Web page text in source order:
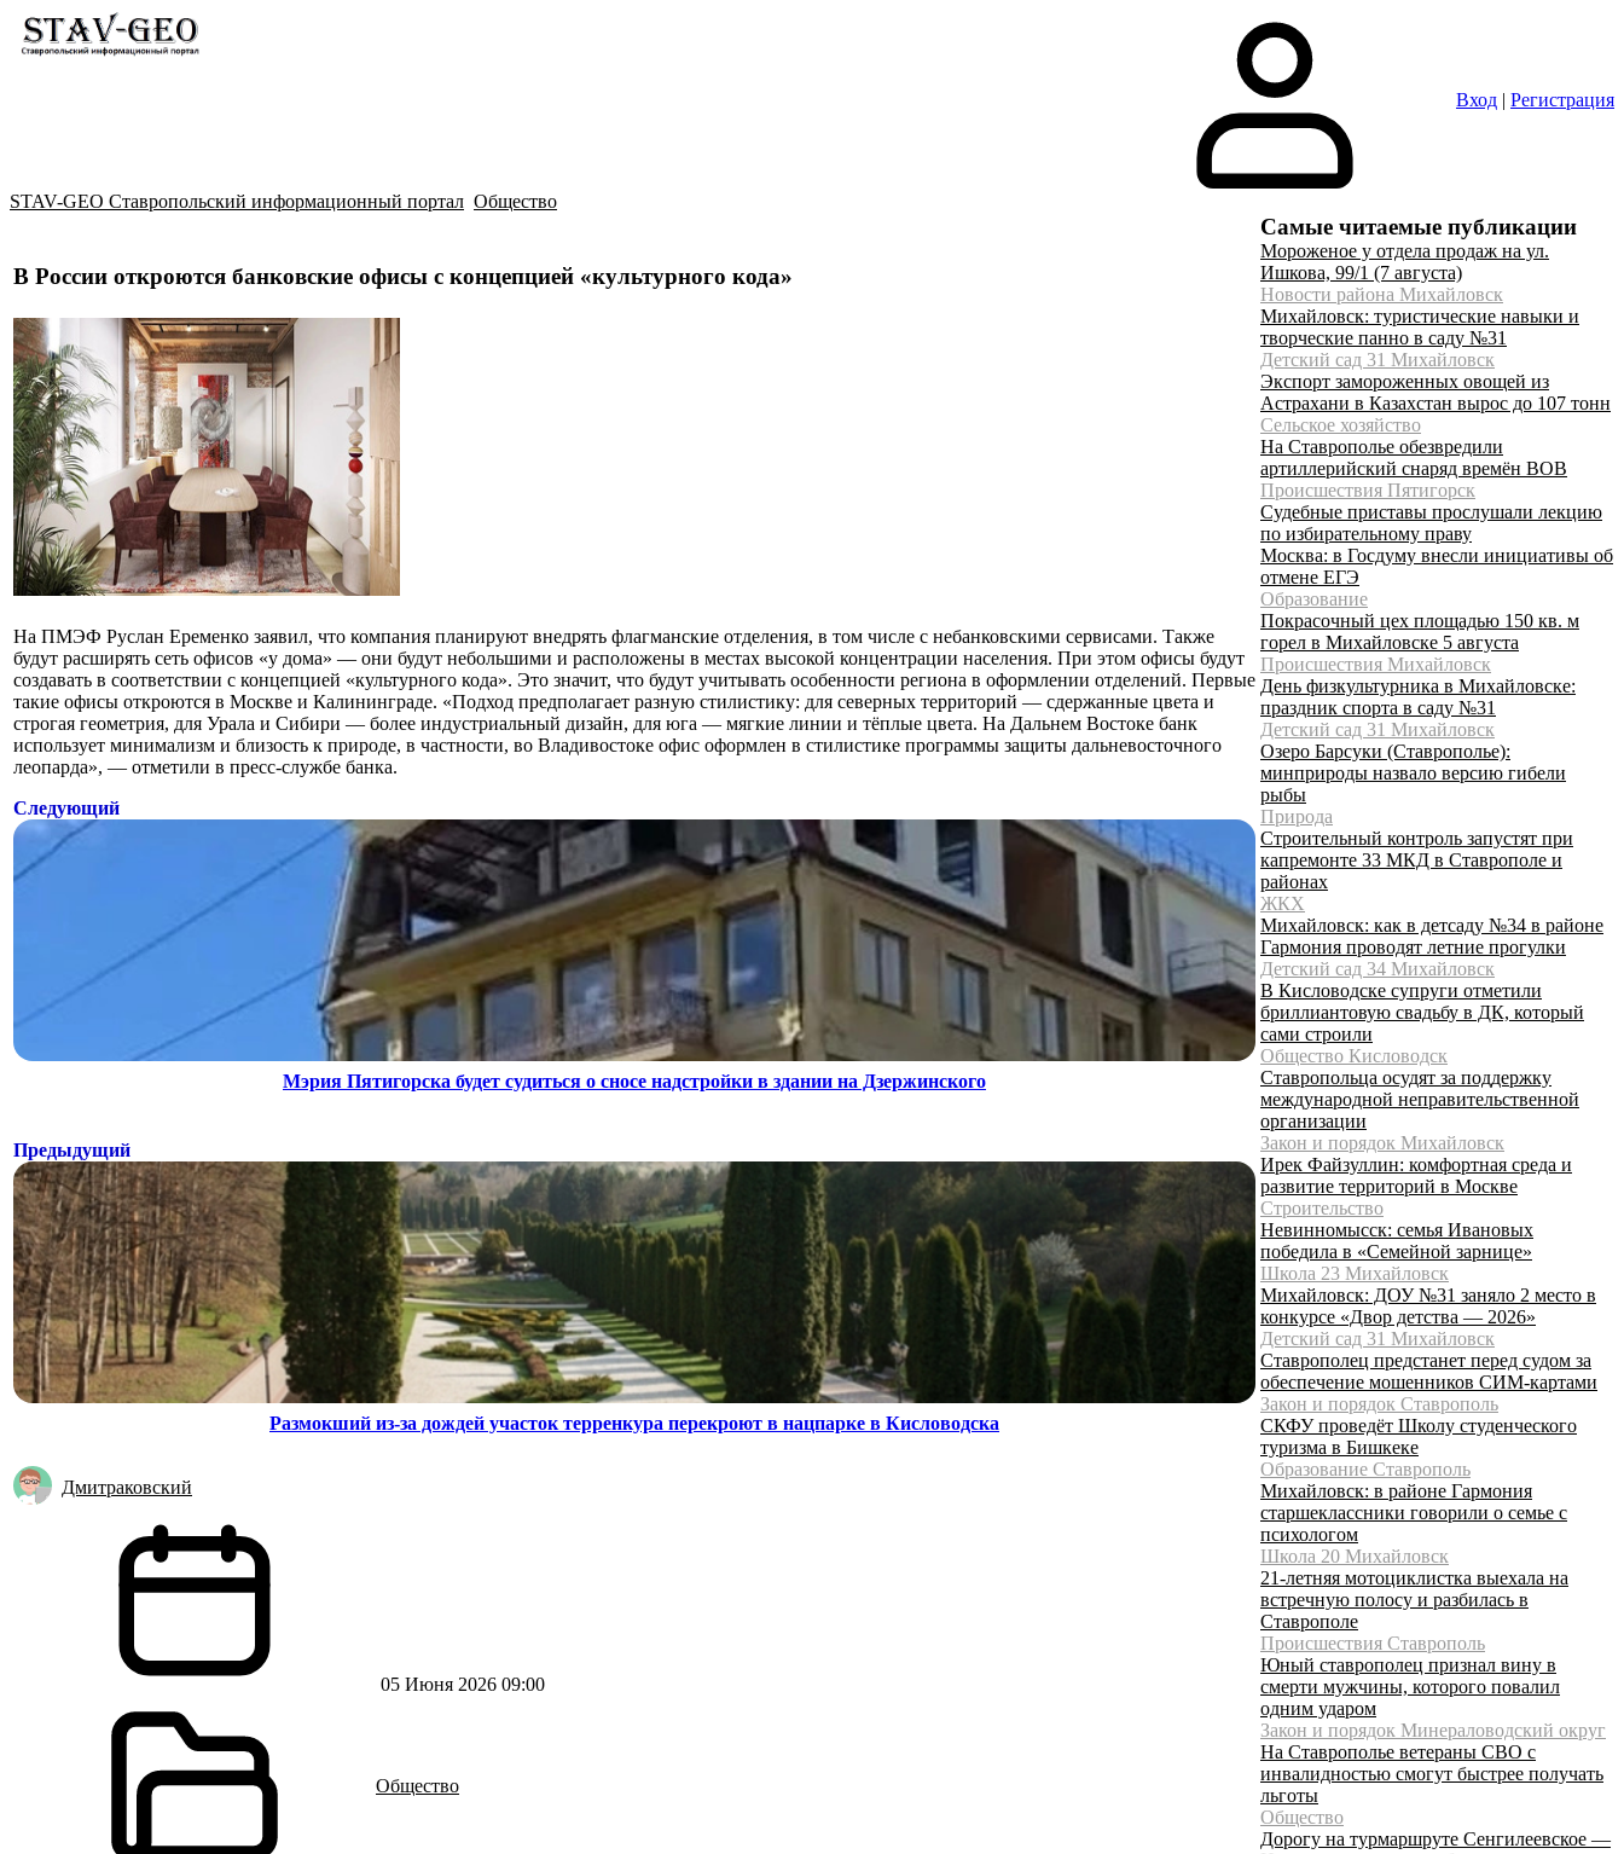
Вход | Регистрация
STAV-GEO Ставропольский информационный портал Общество
В России откроются банковские офисы с концепцией «культурного кода»
На ПМЭФ Руслан Еременко заявил, что компания планируют внедрять флагманские отделения, в том числе с небанковскими сервисами. Также
будут расширять сеть офисов «у дома» — они будут небольшими и расположены в местах высокой концентрации населения. При этом офисы будут
создавать в соответствии с концепцией «культурного кода». Это значит, что будут учитывать особенности региона в оформлении отделений. Первые
такие офисы откроются в Москве и Калининграде. «Подход предполагает разную стилистику: для северных территорий — сдержанные цвета и
строгая геометрия, для Урала и Сибири — более индустриальный дизайн, для юга — мягкие линии и тёплые цвета. На Дальнем Востоке банк
использует минимализм и близость к природе, в частности, во Владивостоке офис оформлен в стилистике программы защиты дальневосточного
леопарда», — отметили в пресс-службе банка.
Следующий
Мэрия Пятигорска будет судиться о сносе надстройки в здании на Дзержинского
Предыдущий
Размокший из-за дождей участок терренкура перекроют в нацпарке в Кисловодска
Дмитраковский
05 Июня 2026 09:00
Общество
Самые читаемые публикации
Мороженое у отдела продаж на ул.
Ишкова, 99/1 (7 августа)
Новости района Михайловск
Михайловск: туристические навыки и
творческие панно в саду №31
Детский сад 31 Михайловск
Экспорт замороженных овощей из
Астрахани в Казахстан вырос до 107 тонн
Сельское хозяйство
На Ставрополье обезвредили
артиллерийский снаряд времён ВОВ
Происшествия Пятигорск
Судебные приставы прослушали лекцию
по избирательному праву
Москва: в Госдуму внесли инициативы об
отмене ЕГЭ
Образование
Покрасочный цех площадью 150 кв. м
горел в Михайловске 5 августа
Происшествия Михайловск
День физкультурника в Михайловске:
праздник спорта в саду №31
Детский сад 31 Михайловск
Озеро Барсуки (Ставрополье):
минприроды назвало версию гибели
рыбы
Природа
Строительный контроль запустят при
капремонте 33 МКД в Ставрополе и
районах
ЖКХ
Михайловск: как в детсаду №34 в районе
Гармония проводят летние прогулки
Детский сад 34 Михайловск
В Кисловодске супруги отметили
бриллиантовую свадьбу в ДК, который
сами строили
Общество Кисловодск
Ставропольца осудят за поддержку
международной неправительственной
организации
Закон и порядок Михайловск
Ирек Файзуллин: комфортная среда и
развитие территорий в Москве
Строительство
Невинномысск: семья Ивановых
победила в «Семейной зарнице»
Школа 23 Михайловск
Михайловск: ДОУ №31 заняло 2 место в
конкурсе «Двор детства — 2026»
Детский сад 31 Михайловск
Ставрополец предстанет перед судом за
обеспечение мошенников СИМ-картами
Закон и порядок Ставрополь
СКФУ проведёт Школу студенческого
туризма в Бишкеке
Образование Ставрополь
Михайловск: в районе Гармония
старшеклассники говорили о семье с
психологом
Школа 20 Михайловск
21-летняя мотоциклистка выехала на
встречную полосу и разбилась в
Ставрополе
Происшествия Ставрополь
Юный ставрополец признал вину в
смерти мужчины, которого повалил
одним ударом
Закон и порядок Минераловодский округ
На Ставрополье ветераны СВО с
инвалидностью смогут быстрее получать
льготы
Общество
Дорогу на турмаршруте Сенгилеевское —